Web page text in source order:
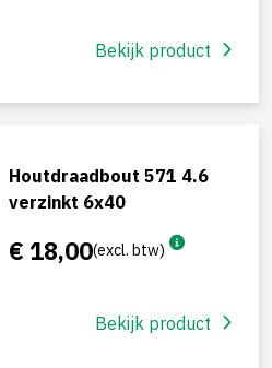
Bekijk product
Houtdraadbout 571 4.6
verzinkt 6x40
€ 18,00(excl. btw)
Bekijk product